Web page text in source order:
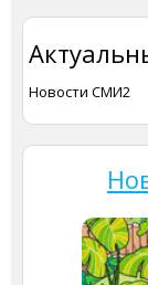
Новости СМИ2